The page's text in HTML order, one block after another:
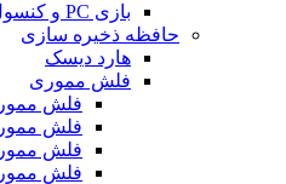
بازی PC و کنسول
حافظه ذخیره سازی
هارد دیسک
فلش مموری
فلش مموری 16
فلش مموری 32
فلش مموری 64
فلش مموری 128